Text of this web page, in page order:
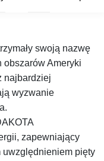
swoją nazwę
Ameryki
najbardziej
wyzwanie
zapewniający
uwzględnieniem pięty